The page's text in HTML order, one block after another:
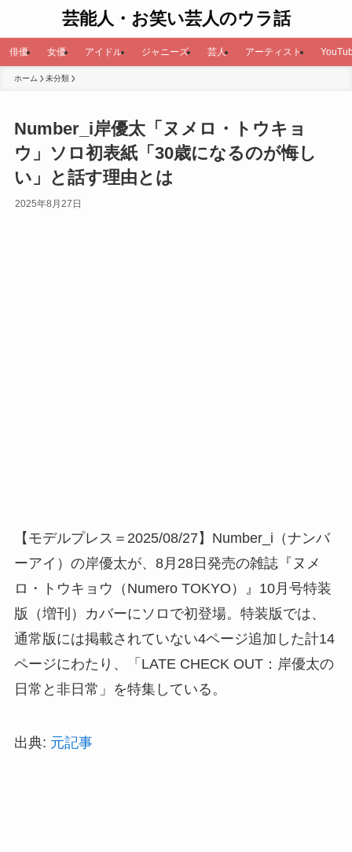
芸能人・お笑い芸人のウラ話
俳優 女優 アイドル ジャニーズ 芸人 アーティスト
ホーム 未分類
Number_i岸優太「ヌメロ・トウキョ
ウ」ソロ初表紙「30歳になるのが悔し
い」と話す理由とは
2025年8月27日
【モデルプレス＝2025/08/27】Number_i（ナンバ
ーアイ）の岸優太が、8月28日発売の雑誌『ヌメ
ロ・トウキョウ（Numero TOKYO）』10月号特装
版（増刊）カバーにソロで初登場。特装版では、
通常版には掲載されていない4ページ追加した計14
ページにわたり、「LATE CHECK OUT：岸優太の
日常と非日常」を特集している。
出典: 元記事